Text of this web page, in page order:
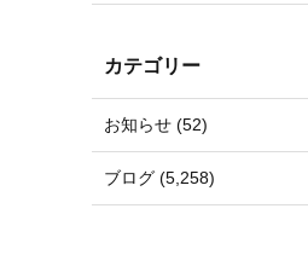
カテゴリー
お知らせ (52)
ブログ (5,258)